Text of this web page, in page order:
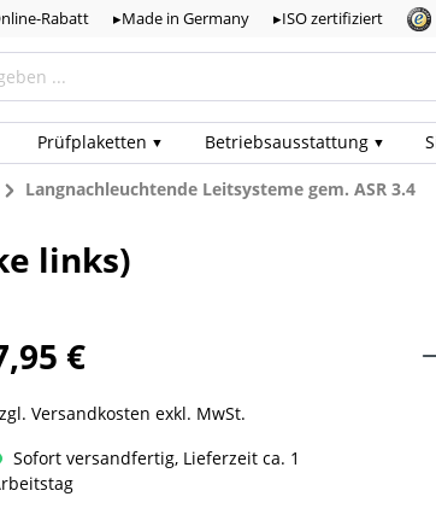
Rabatt ▸Made in Germany ▸ISO zertifiziert
Prüf­plaketten Betriebs­ausstattung
Langnachleuchtende Leitsysteme gem. ASR 3.4
links)
€
Versandkosten exkl. MwSt.
Sofort versandfertig, Lieferzeit ca. 1